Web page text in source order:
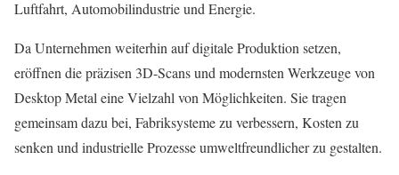
Luftfahrt, Automobilindustrie und Energie.
Da Unternehmen weiterhin auf digitale Produktion setzen,
eröffnen die präzisen 3D-Scans und modernsten Werkzeuge von
Desktop Metal eine Vielzahl von Möglichkeiten. Sie tragen
gemeinsam dazu bei, Fabriksysteme zu verbessern, Kosten zu
senken und industrielle Prozesse umweltfreundlicher zu gestalten.